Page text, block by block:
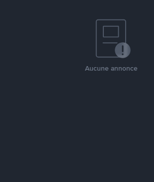
Aucune annonce